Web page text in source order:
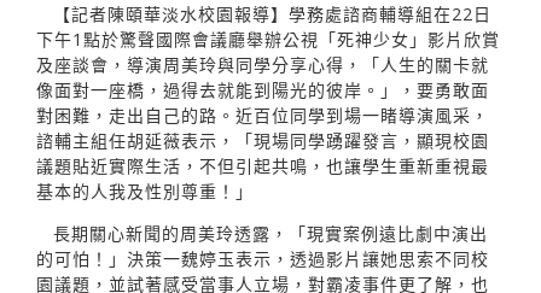
【記者陳頤華淡水校園報導】學務處諮商輔導組在22日
下午1點於驚聲國際會議廳舉辦公視「死神少女」影片欣賞
及座談會，導演周美玲與同學分享心得，「人生的關卡就
像面對一座橋，過得去就能到陽光的彼岸。」，要勇敢面
對困難，走出自己的路。近百位同學到場一睹導演風采，
諮輔主組任胡延薇表示，「現場同學踴躍發言，顯現校園
議題貼近實際生活，不但引起共鳴，也讓學生重新重視最
基本的人我及性別尊重！」
長期關心新聞的周美玲透露，「現實案例遠比劇中演出
的可怕！」決策一魏婷玉表示，透過影片讓她思索不同校
園議題，並試著感受當事人立場，對霸凌事件更了解，也